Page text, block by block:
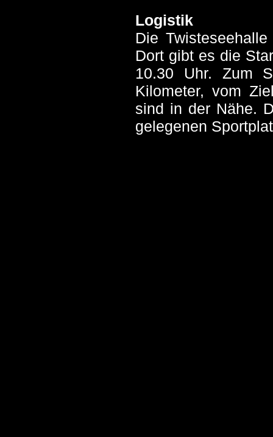
Logistik
Die
Dort gibt es die
10.30 Uhr. Zum
Kilometer, vom
sind in der Nähe.
gelegenen